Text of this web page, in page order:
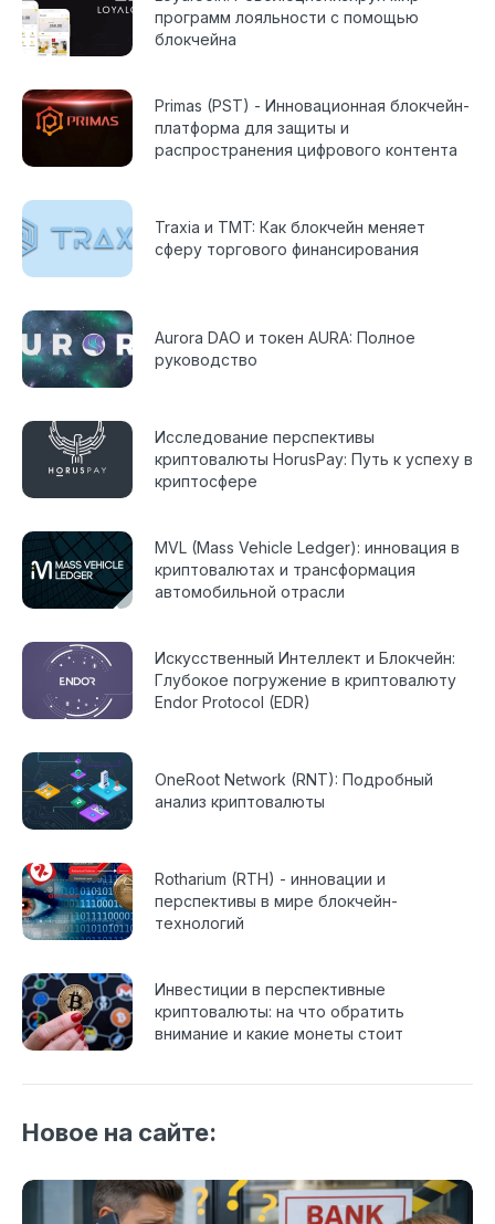
программ лояльности с помощью
блокчейна
Primas (PST) - Инновационная блокчейн-
платформа для защиты и
распространения цифрового контента
Traxia и TMT: Как блокчейн меняет
сферу торгового финансирования
Aurora DAO и токен AURA: Полное
руководство
Исследование перспективы
криптовалюты HorusPay: Путь к успеху в
криптосфере
MVL (Mass Vehicle Ledger): инновация в
криптовалютах и трансформация
автомобильной отрасли
Искусственный Интеллект и Блокчейн:
Глубокое погружение в криптовалюту
Endor Protocol (EDR)
OneRoot Network (RNT): Подробный
анализ криптовалюты
Rotharium (RTH) - инновации и
перспективы в мире блокчейн-
технологий
Инвестиции в перспективные
криптовалюты: на что обратить
внимание и какие монеты стоит
Новое на сайте: